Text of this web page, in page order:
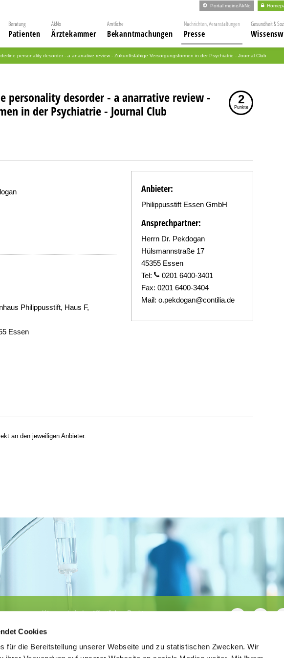
Cookies
für die Bereitstellung unserer Webseite und zu statistischen Zwecken. Wir
Portal meineÄkNo
Beratung
Patienten
ÄkNo
Ärztekammer
Amtliche
Bekanntmachungen
Nachrichten, Veranstaltungen
Presse
Gesundheit &
personality desorder - a anarrative review - Zukunftsfähige Versorgungsformen in der Psychiatrie - Journal Club
personality desorder - a anarrative review -
in der Psychiatrie - Journal Club
2
Punkte
Philippusstift, Haus F,
Essen
Anbieter:
Philippusstift Essen GmbH
Ansprechpartner:
Herrn Dr. Pekdogan
Hülsmannstraße 17
45355 Essen
Tel:
0201 6400-3401
Fax: 0201 6400-3404
Mail: o.pekdogan@contilia.de
an den jeweiligen Anbieter.
Körperschaft des öffentlichen Rechts